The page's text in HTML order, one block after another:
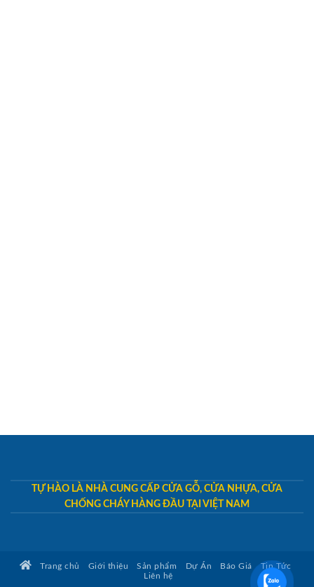
TỰ HÀO LÀ NHÀ CUNG CẤP CỬA GỖ, CỬA NHỰA, CỬA
CHỐNG CHÁY HÀNG ĐẦU TẠI VIỆT NAM
Trang chủ Giới thiệu Sản phẩm Dự Án Báo Giá
Tin Tức
Liên hệ